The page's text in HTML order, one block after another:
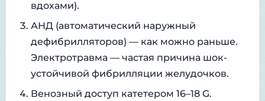
вдохами).
АНД (автоматический наружный
дефибрилляторов) — как можно раньше.
Электротравма — частая причина шок-
устойчивой фибрилляции желудочков.
Венозный доступ катетером 16–18 G.